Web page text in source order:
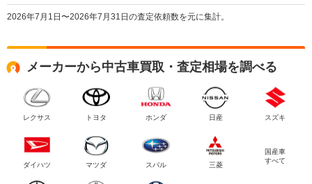
2026年7月1日〜2026年7月31日の査定依頼数を元に集計。
メーカーから中古車買取・査定相場を調べる
レクサス トヨタ ホンダ 日産 スズキ
ダイハツ マツダ スバル 三菱
国産車
すべて